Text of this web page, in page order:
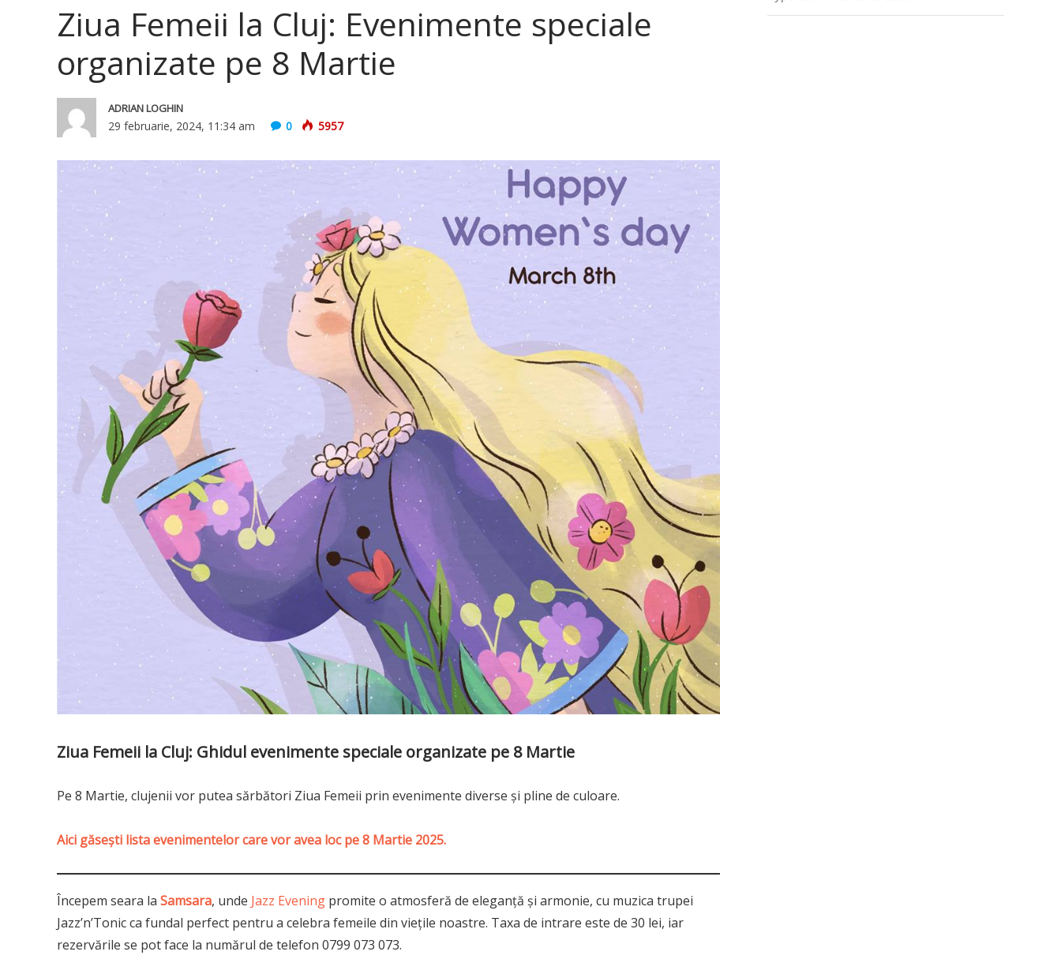
Ziua Femeii la Cluj: Evenimente speciale
organizate pe 8 Martie
ADRIAN LOGHIN
29 februarie, 2024, 11:34 am 0 5957
Ziua Femeii la Cluj: Ghidul evenimente speciale organizate pe 8 Martie
Pe 8 Martie, clujenii vor putea sărbători Ziua Femeii prin evenimente diverse și pline de culoare.
Aici găseşti lista evenimentelor care vor avea loc pe 8 Martie 2025.
Începem seara la Samsara, unde Jazz Evening promite o atmosferă de eleganță și armonie, cu muzica trupei
Jazz’n’Tonic ca fundal perfect pentru a celebra femeile din viețile noastre. Taxa de intrare este de 30 lei, iar
rezervările se pot face la numărul de telefon 0799 073 073.